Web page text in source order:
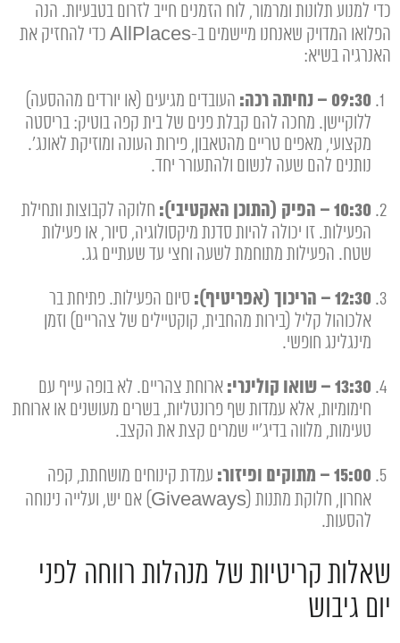
כדי למנוע תלונות ומרמור, לוח הזמנים חייב לזרום בטבעיות. הנה
הפלואו המדויק שאנחנו מיישמים ב-AllPlaces כדי להחזיק את
האנרגיה בשיא:
09:30 – נחיתה רכה:
העובדים מגיעים (או יורדים מההסעה)
ללוקיישן. מחכה להם קבלת פנים של בית קפה בוטיק: בריסטה
מקצועי, מאפים טריים מהטאבון, פירות העונה ומוזיקת לאונג'.
נותנים להם שעה לנשום ולהתעורר יחד.
10:30 – הפיק (התוכן האקטיבי):
חלוקה לקבוצות ותחילת
הפעילות. זו יכולה להיות סדנת מיקסולוגיה, סיור, או פעילות
שטח. הפעילות מתוחמת לשעה וחצי עד שעתיים גג.
12:30 – הריכוך (אפריטיף):
סיום הפעילות. פתיחת בר
אלכוהול קליל (בירות מהחבית, קוקטיילים של צהריים) וזמן
מינגלינג חופשי.
13:30 – שואו קולינרי:
ארוחת צהריים. לא בופה עייף עם
חימומיות, אלא עמדות שף פרונטליות, בשרים מעושנים או ארוחת
טעימות, מלווה בדיג'יי שמרים קצת את הקצב.
15:00 – מתוקים ופיזור:
עמדת קינוחים מושחתת, קפה
אחרון, חלוקת מתנות (Giveaways) אם יש, ועלייה נינוחה
להסעות.
שאלות קריטיות של מנהלות רווחה לפני
יום גיבוש